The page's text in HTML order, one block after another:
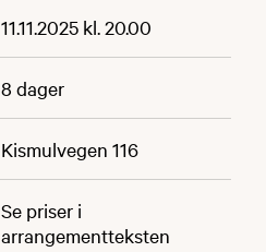
11.11.2025 kl. 20.00
8 dager
Kismulvegen 116
Se priser i
arrangementteksten